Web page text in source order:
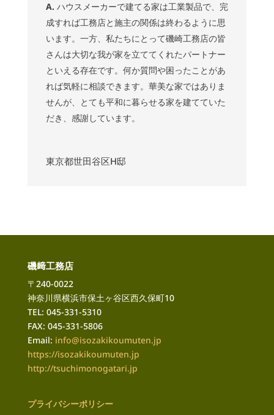
A. ハウスメーカーで建てる家は工業製品で、完
成すれば工務店と施主の関係は終わるように思
います。一方、私たちにとって磯崎工務店の皆
さんは大切な我が家を立ててくれたパートナー
といえる存在です。何か質問や困ったことがあ
れば気軽に相談できます。華美な家ではありま
せんが、とても平和に暮らせる家を建てていた
だき、感謝しています。
東京都世田谷区H邸
磯﨑工務店
〒240-0022
神奈川県横浜市保土ヶ谷区西久保町10
TEL: 045-331-5310
FAX: 045-331-5806
Email: info@isozakikoumuten.jp
https://isozakikoumuten.jp
http://tsuchimonogatari.jp
プライバシーポリシー